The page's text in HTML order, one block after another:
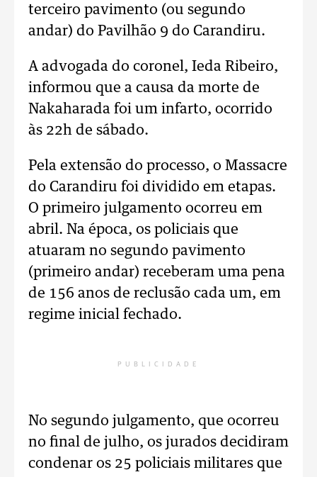
terceiro pavimento (ou segundo
andar) do Pavilhão 9 do Carandiru.
A advogada do coronel, Ieda Ribeiro,
informou que a causa da morte de
Nakaharada foi um infarto, ocorrido
às 22h de sábado.
Pela extensão do processo, o Massacre
do Carandiru foi dividido em etapas.
O primeiro julgamento ocorreu em
abril. Na época, os policiais que
atuaram no segundo pavimento
(primeiro andar) receberam uma pena
de 156 anos de reclusão cada um, em
regime inicial fechado.
PUBLICIDADE
No segundo julgamento, que ocorreu
no final de julho, os jurados decidiram
condenar os 25 policiais militares que